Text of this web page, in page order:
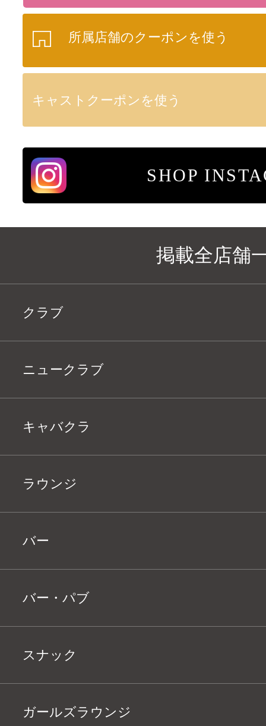
所属店舗のクーポンを使う
キャストクーポンを使う
SHOP
掲載全店舗
クラブ
ニュークラブ
キャバクラ
ラウンジ
バー
バー・パブ
スナック
ガールズラウンジ